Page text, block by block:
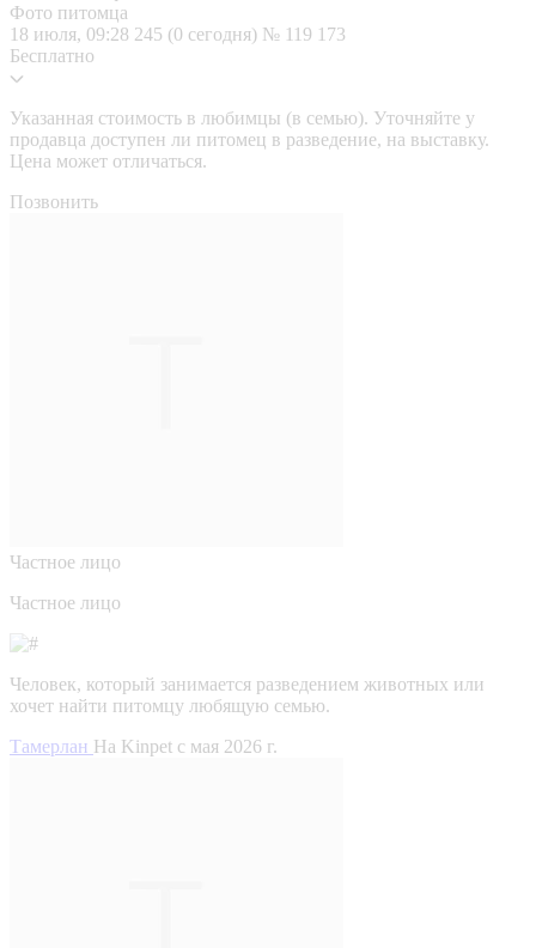
Фото питомца
18 июля, 09:28 245 (0 сегодня) № 119 173
Бесплатно
Указанная стоимость в любимцы (в семью). Уточняйте у
продавца доступен ли питомец в разведение, на выставку.
Цена может отличаться.
Позвонить
Частное лицо
Частное лицо
Человек, который занимается разведением животных или
хочет найти питомцу любящую семью.
Тамерлан На Kinpet c мая 2026 г.